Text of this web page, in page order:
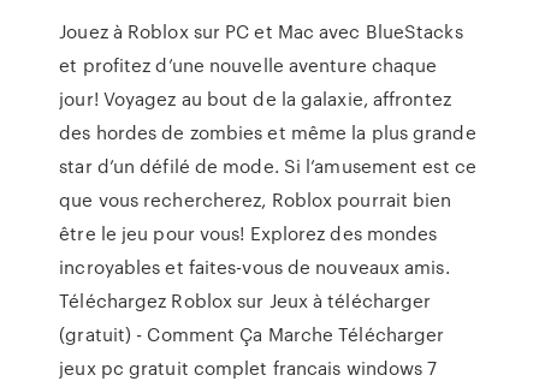
Jouez à Roblox sur PC et Mac avec BlueStacks
et profitez d’une nouvelle aventure chaque
jour! Voyagez au bout de la galaxie, affrontez
des hordes de zombies et même la plus grande
star d’un défilé de mode. Si l’amusement est ce
que vous rechercherez, Roblox pourrait bien
être le jeu pour vous! Explorez des mondes
incroyables et faites-vous de nouveaux amis.
Téléchargez Roblox sur Jeux à télécharger
(gratuit) - Comment Ça Marche Télécharger
jeux pc gratuit complet francais windows 7